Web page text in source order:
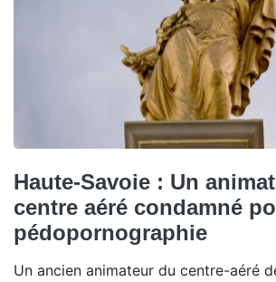
Haute-Savoie : Un
centre aéré condamné
pédopornographie
Un ancien animateur du centre-aéré